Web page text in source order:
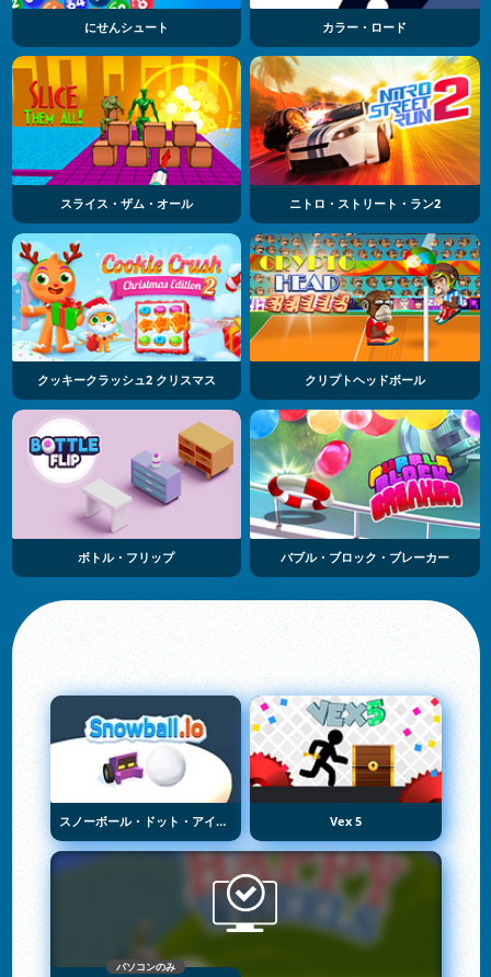
にせんシュート カラー・ロード
スライス・ザム・オール ニトロ・ストリート・ラン2
クッキークラッシュ2 クリスマス クリプトヘッドボール
ボトル・フリップ バブル・ブロック・ブレーカー
スノーボール・ドット・アイオー Vex 5
パソコンのみ